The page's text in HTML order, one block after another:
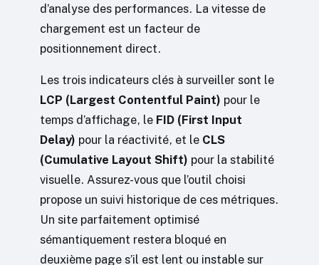
d’analyse des performances. La vitesse de
chargement est un facteur de
positionnement direct.
Les trois indicateurs clés à surveiller sont le
LCP (Largest Contentful Paint) pour le
temps d’affichage, le FID (First Input
Delay) pour la réactivité, et le CLS
(Cumulative Layout Shift) pour la stabilité
visuelle. Assurez-vous que l’outil choisi
propose un suivi historique de ces métriques.
Un site parfaitement optimisé
sémantiquement restera bloqué en
deuxième page s’il est lent ou instable sur